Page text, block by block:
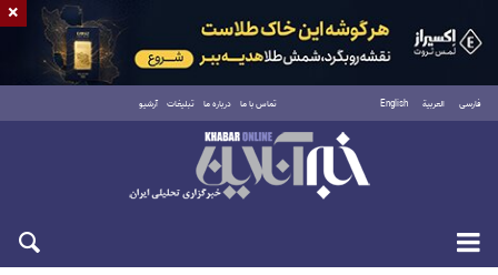
فارسی العربية English تماس با ما درباره ما تبلیغات آرشیو
پنجشنبه ۱۵ مرداد ۱۴۰۵
×